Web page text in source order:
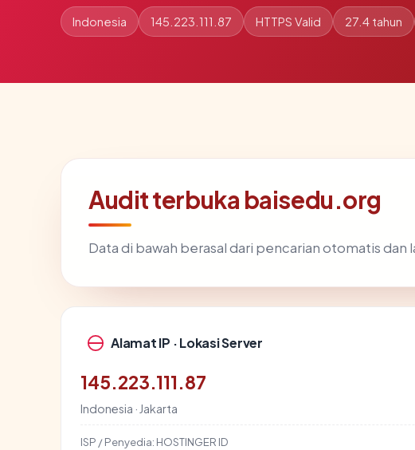
Indonesia 145.223.111.87 HTTPS Valid 27.4 tahun
Audit terbuka baisedu.org
Data di bawah berasal dari pencarian otomatis dan
Alamat IP · Lokasi Server
145.223.111.87
Indonesia · Jakarta
ISP / Penyedia: HOSTINGER ID